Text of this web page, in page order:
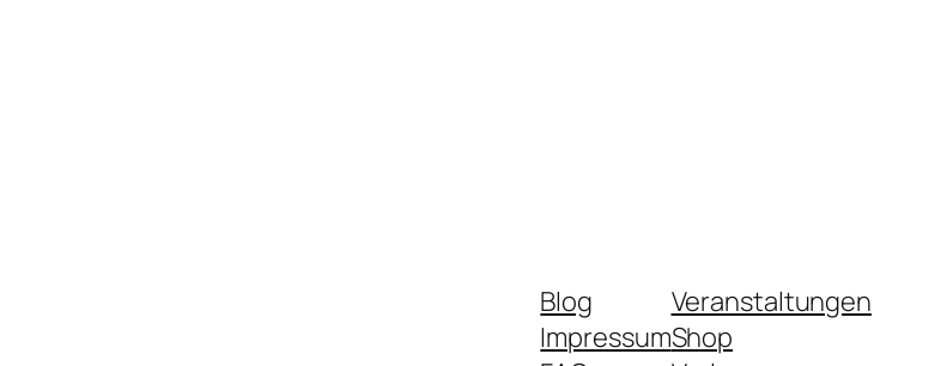
Blog
Impressum
Veranstaltungen
Shop